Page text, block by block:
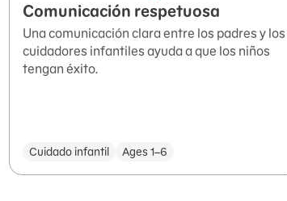
Comunicación respetuosa
Una comunicación clara entre los padres y los
cuidadores infantiles ayuda a que los niños
tengan éxito.
Cuidado infantil Ages 1–6